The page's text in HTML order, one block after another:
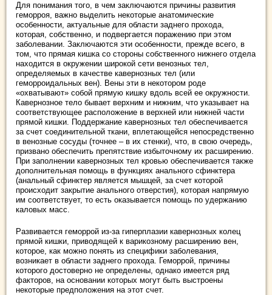
Для понимания того, в чем заключаются причины развития
геморроя, важно выделить некоторые анатомические
особенности, актуальные для области заднего прохода,
которая, собственно, и подвергается поражению при этом
заболевании. Заключаются эти особенности, прежде всего, в
том, что прямая кишка со стороны собственного нижнего отдела
находится в окружении широкой сети венозных тел,
определяемых в качестве кавернозных тел (или
геморроидальных вен). Вены эти в некотором роде
«охватывают» собой прямую кишку вдоль всей ее окружности.
Кавернозное тело бывает верхним и нижним, что указывает на
соответствующее расположение в верхней или нижней части
прямой кишки. Поддержание кавернозных тел обеспечивается
за счет соединительной ткани, вплетающейся непосредственно
в венозные сосуды (точнее – в их стенки), что, в свою очередь,
призвано обеспечить препятствие избыточному их расширению.
При заполнении кавернозных тел кровью обеспечивается также
дополнительная помощь в функциях анального сфинктера
(анальный сфинктер является мышцей, за счет которой
происходит закрытие анального отверстия), которая напрямую
им соответствует, то есть оказывается помощь по удержанию
каловых масс.
Развивается геморрой из-за гиперплазии кавернозных колец
прямой кишки, приводящей к варикозному расширению вен,
которое, как можно понять из специфики заболевания,
возникает в области заднего прохода. Геморрой, причины
которого достоверно не определены, однако имеется ряд
факторов, на основании которых могут быть выстроены
некоторые предположения на этот счет.